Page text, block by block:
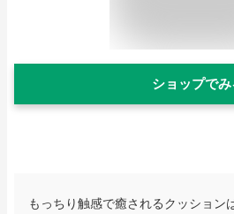
ショップでみ
もっちり触感で癒されるクッション